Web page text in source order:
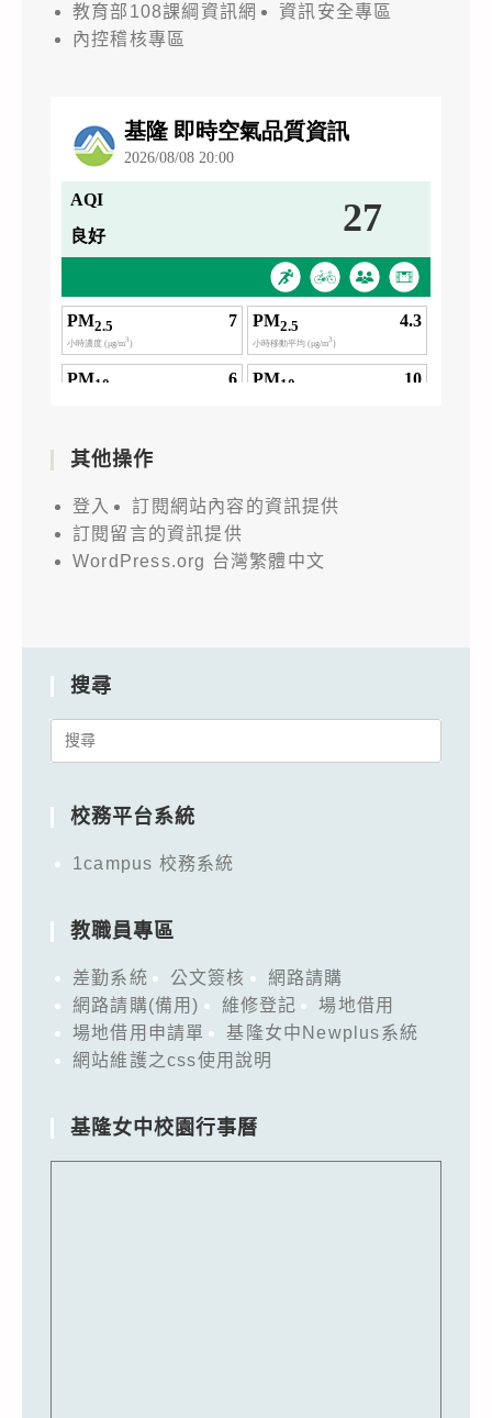
教育部108課綱資訊網
資訊安全專區
內控稽核專區
其他操作
登入
訂閱網站內容的資訊提供
訂閱留言的資訊提供
WordPress.org 台灣繁體中文
搜尋
Search
校務平台系統
1campus 校務系統
教職員專區
差勤系統 公文簽核
網路請購
網路請購(備用)
維修登記
場地借用
場地借用申請單
基隆女中Newplus系統
網站維護之css使用說明
基隆女中校園行事曆